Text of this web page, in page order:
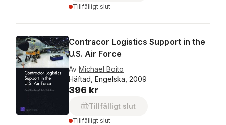
Tillfälligt slut
Contracor Logistics Support in the
U.S. Air Force
Av Michael Boito
Häftad, Engelska, 2009
396 kr
Tillfälligt slut
Tillfälligt slut